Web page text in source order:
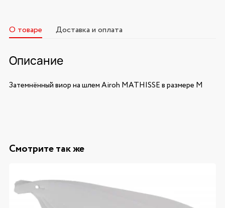
О товаре Доставка и оплата
Описание
Затемнённый виор на шлем Airoh MATHISSE в размере M
Смотрите так же